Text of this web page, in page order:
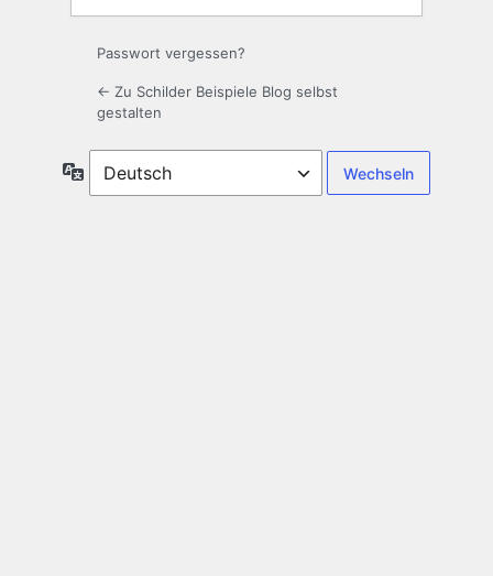
Passwort vergessen?
← Zu Schilder Beispiele Blog selbst
gestalten
Sprache